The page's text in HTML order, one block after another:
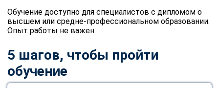
Обучение доступно для специалистов с дипломом о
высшем или средне-профессиональном образовании.
Опыт работы не важен.
5 шагов, чтобы пройти
обучение